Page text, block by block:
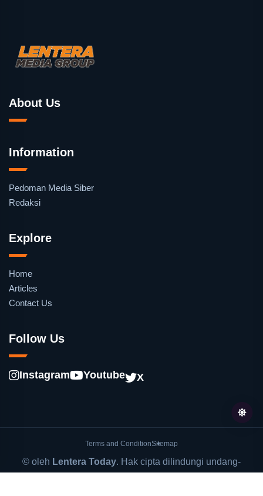
About Us
Information
Pedoman Media Siber
Redaksi
Explore
Home
Articles
Contact Us
Follow Us
Instagram Youtube X
Terms and ConditionSitemap
© oleh Lentera Today. Hak cipta dilindungi undang-